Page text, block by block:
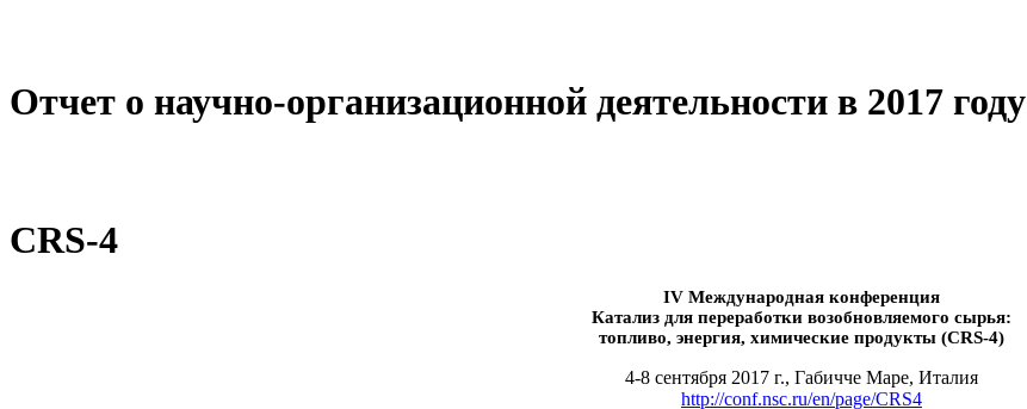
Отчет о научно-организационной деятельности в 2017 году
CRS-4
IV Международная конференция
Катализ для переработки возобновляемого сырья:
топливо, энергия, химические продукты (CRS-4)
4-8 сентября 2017 г., Габичче Маре, Италия
http://conf.nsc.ru/en/page/CRS4